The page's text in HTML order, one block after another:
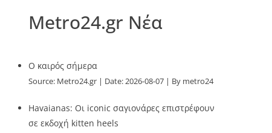
Metro24.gr Νέα
O καιρός σήμερα
Source: Metro24.gr Date: 2026-08-07 By metro24
Havaianas: Οι iconic σαγιονάρες επιστρέφουν
σε εκδοχή kitten heels